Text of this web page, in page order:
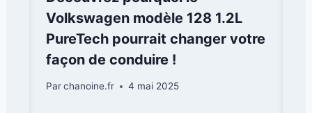
Volkswagen modèle 128 1.2L
PureTech pourrait changer votre
façon de conduire !
Parchanoine.fr 4 mai 2025